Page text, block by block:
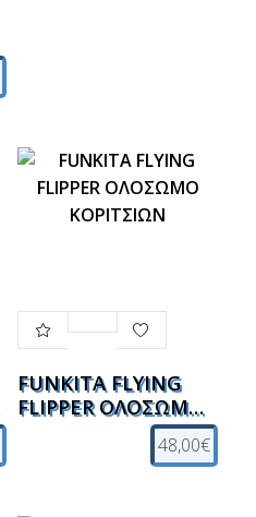
FUNKITA FLYING
FLIPPER ΟΛΟΣΩΜΟ
48,00€